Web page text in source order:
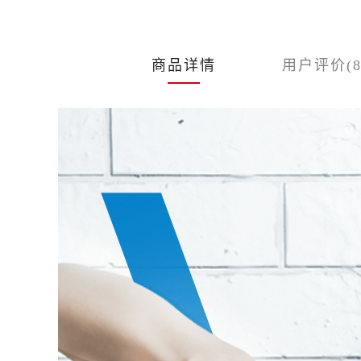
商品详情 用户评价